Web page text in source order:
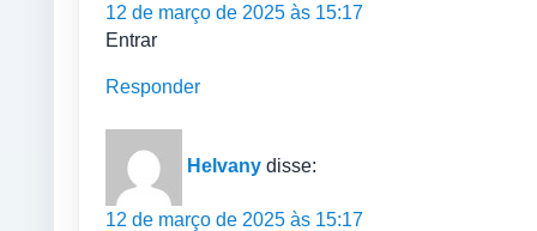
12 de março de 2025 às 15:17
Entrar
Responder
Helvany disse:
12 de março de 2025 às 15:17